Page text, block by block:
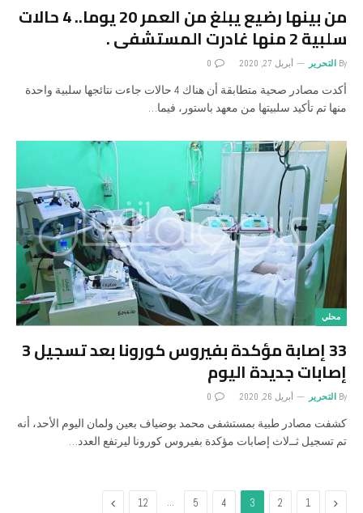
من بينها رضيع يبلغ من العمر 20 يوما.. 4 حاﻻت
سلبية 2 منها غادرت المستشفى .
By التحرير أبريل 27, 2020 0
أكدت مصادر صحية متطابقة أن هناك 4 حاﻻت جاءت نتائجها سلبية واحدة
منها تم تأكيد سلبيتها من معهد باستور، فيما…
محلي
33 إصابة مؤكدة بفيروس كورونا بعد تسجيل 3
إصابات جديدة اليوم
By التحرير أبريل 26, 2020 0
كشفت مصادر طبية بمستشفى محمد بوضياف بعين ولمان اليوم اﻷحد، أنه
تم تسجيل ثــﻻث إصابات مؤكدة بفيروس كورونا ليرتفع العدد…
Previous
1
2
3
4
5
…
12
Next